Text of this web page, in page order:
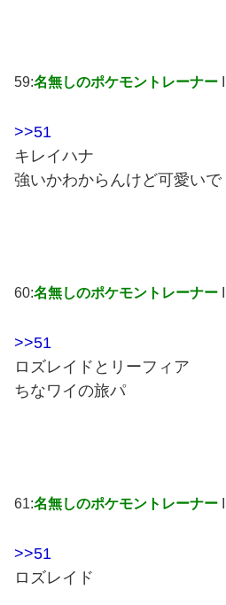
59:名無しのポケモントレーナー
>>51
キレイハナ
強いかわからんけど可愛いで
60:名無しのポケモントレーナー
>>51
ロズレイドとリーフィア
ちなワイの旅パ
61:名無しのポケモントレーナー
>>51
ロズレイド